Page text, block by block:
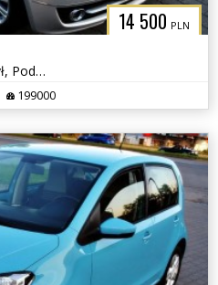
14 500 PLN
Czujniki parkowania przód i tył, Podgrzewane fotele
199000